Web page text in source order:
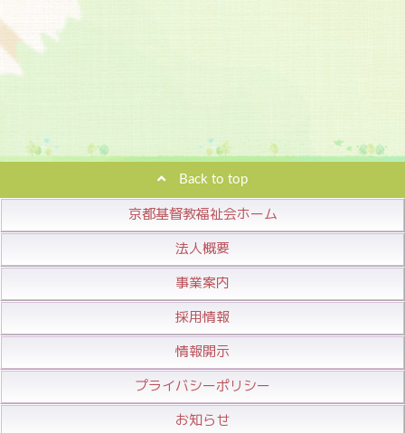
Back to top
京都基督教福祉会ホーム
法人概要
事業案内
採用情報
情報開示
プライバシーポリシー
お知らせ